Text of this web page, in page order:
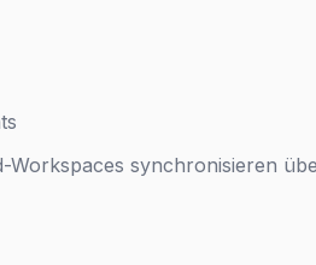
Workspaces synchronisieren